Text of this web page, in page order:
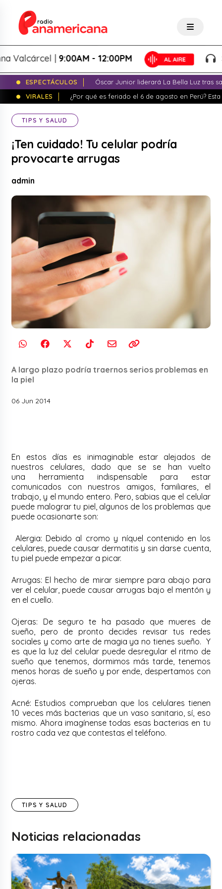
|9:00AM - 12:00PM
ESPECTÁCULOS
Óscar Junior liderará La Bella Luz tras
VIRALES
¿Por qué es feriado el 6 de agosto en Perú?
TIPS Y SALUD
¡Ten cuidado! Tu celular podría
provocarte arrugas
admin
A largo plazo podría traernos serios problemas en
la piel
06 Jun 2014
En estos días es inimaginableestar alejados de
nuestros celulares, dado que se se han vuelto
una herramienta indispensable para estar
comunicados con nuestros amigos, familiares, el
trabajo, y el mundo entero. Pero, sabias que el celular
puede malograr tu piel, algunos de los problemas que
puede ocasionarte son:
Alergia: Debido al cromo y níquel contenido en los
celulares, puede causar dermatitis y sin darse cuenta,
tu piel puede empezar a picar.
Arrugas: El hecho de mirar siempre para abajo para
ver el celular, puede causar arrugas bajo el mentón y
en el cuello.
Ojeras: De seguro te ha pasado que mueres de
sueño, pero de pronto decides revisar tus redes
sociales y como arte de magia ya no tienes sueño. Y
es que la luz del celular puede desregular el ritmo de
sueño que tenemos, dormimos más tarde, tenemos
menos horas de sueño y por ende, despertamos con
ojeras.
Acné: Estudios comprueban que los celulares tienen
10 veces más bacterias que un vaso sanitario, sí, eso
mismo. Ahora imagínense todas esas bacterias en tu
rostro cada vez que contestas el teléfono.
TIPS Y SALUD
Noticias relacionadas